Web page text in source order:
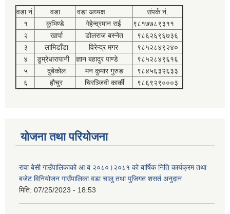
वडा नं. वडा वडा अध्यक्ष
संपर्क नं.
१
कुभिण्डे गेहेन्द्रमान राई
९८१७७८९३११
२
खार्पा डोलराज बस्नेत
९८६२६९६७३६
३
लामिडाँडा विरेन्द्र मगर
९८५२८४९२४०
४
डुम्रेधारापानी ज्ञान बहादुर पाण्डे
९८५२८४९६१६
५
दुबेकोल मन कुमार गुरुङ
९८४५६३२६३३
६
हौचुर चिरञ्जिवी कार्की ९८६९२९०००३
योजना तथा परियोजना
रावा बेसी गाउँपालिकाको आ ब २०८०।२०८१ को बार्षिक निति कार्यक्रम तथा
बजेट विनियोजन गाउँपालिका वडा चालु तथा पुजिगत शसर्त अनुदान
मिति: 07/25/2023 - 18:53